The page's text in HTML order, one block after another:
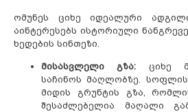
ომუნეს ციხე იდეალური
აინტერესებს ისტორიული
ხედების სინთეზი.
მისასვლელი გზა: ციხე
საჩინოს მაღლობზე.
მიდის გრუნტის გზა,
შესაძლებელია მაღალი